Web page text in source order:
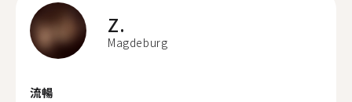
Z.
Magdeburg
流暢